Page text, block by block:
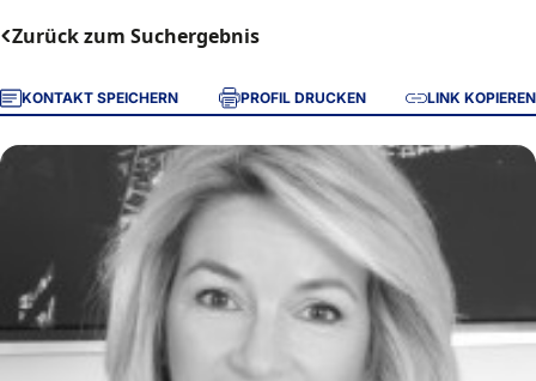
Zurück zum Suchergebnis
KONTAKT SPEICHERN PROFIL DRUCKEN LINK KOPIEREN